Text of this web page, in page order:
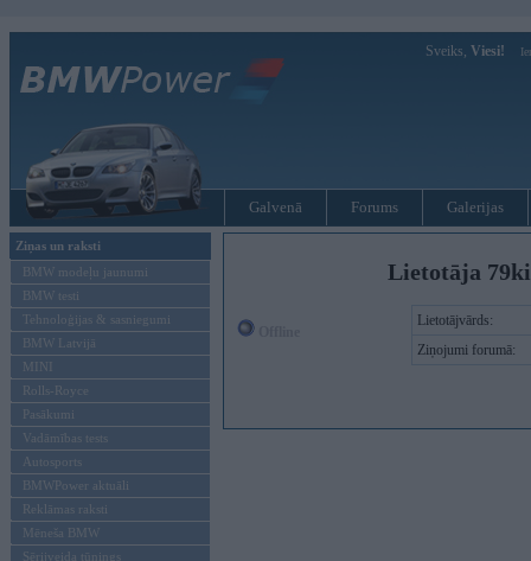
Sveiks, Viesi!
Galvenā Forums Galerijas
Ziņas un raksti
BMW modeļu jaunumi
BMW testi
Tehnoloģijas & sasniegumi
BMW Latvijā
MINI
Rolls-Royce
Pasākumi
Vadāmības tests
Autosports
BMWPower aktuāli
Reklāmas raksti
Mēneša BMW
Sērijveida tūnings
Lietotāja
Lietotājvārds:
Ziņojumi forumā: